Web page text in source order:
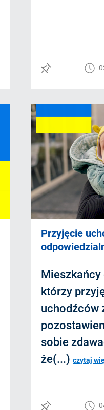
Przyjęcie
Mieszkańcy
którzy
uchodźców
sobie
że(...)czytaj